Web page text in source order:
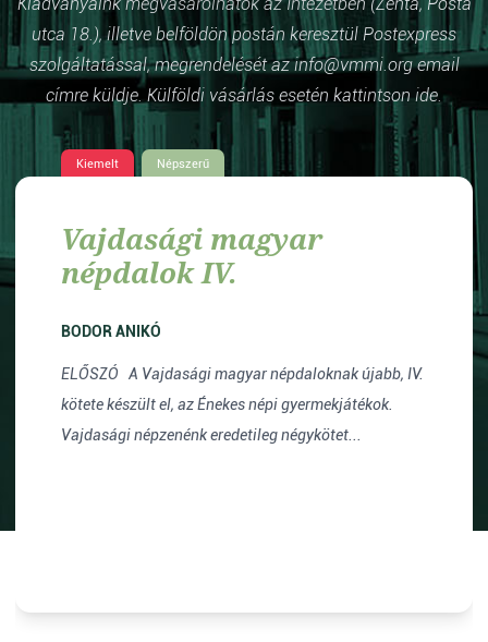
utca 18.), illetve belföldön postán keresztül Postexpress
szolgáltatással, megrendelését az info@vmmi.org email
címre küldje. Külföldi vásárlás esetén kattintson ide.
Kiemelt Népszerű
Vajdasági magyar
népdalok IV.
BODOR ANIKÓ
ELŐSZÓ A Vajdasági magyar népdaloknak újabb, IV.
kötete készült el, az Énekes népi gyermekjátékok.
Vajdasági népzenénk eredetileg négykötet...